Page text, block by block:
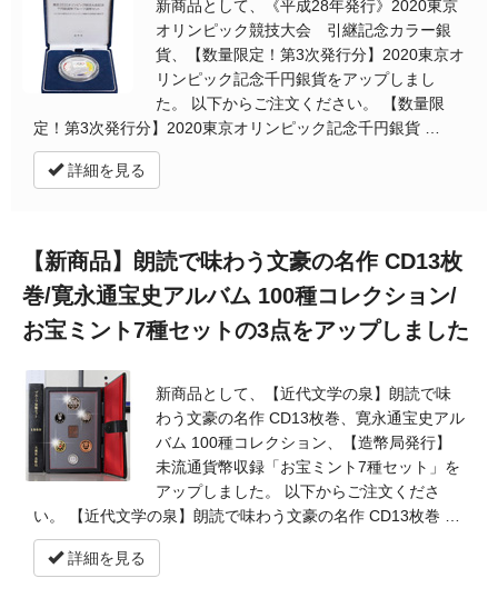
新商品として、《平成28年発行》2020東京
オリンピック競技大会 引継記念カラー銀
貨、【数量限定！第3次発行分】2020東京オ
リンピック記念千円銀貨をアップしまし
た。 以下からご注文ください。 【数量限
定！第3次発行分】2020東京オリンピック記念千円銀貨 …
詳細を見る
【新商品】朗読で味わう文豪の名作 CD13枚
巻/寛永通宝史アルバム 100種コレクション/
お宝ミント7種セットの3点をアップしました
新商品として、【近代文学の泉】朗読で味
わう文豪の名作 CD13枚巻、寛永通宝史アル
バム 100種コレクション、【造幣局発行】
未流通貨幣収録「お宝ミント7種セット」を
アップしました。 以下からご注文くださ
い。 【近代文学の泉】朗読で味わう文豪の名作 CD13枚巻 …
詳細を見る